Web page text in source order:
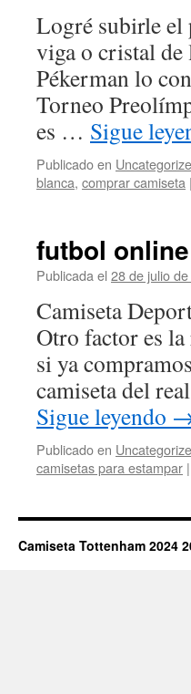
Logré subirle el
viga o cristal de
Pékerman lo
Torneo
es … Sigue
Publicado en
blanca, comprar camiseta |
futbol
Publicada el 28 de julio
Camiseta
Otro factor es
si ya
camiseta del
Sigue leyendo
Publicado en
camisetas para estampar |
Camiseta Tottenham 2024